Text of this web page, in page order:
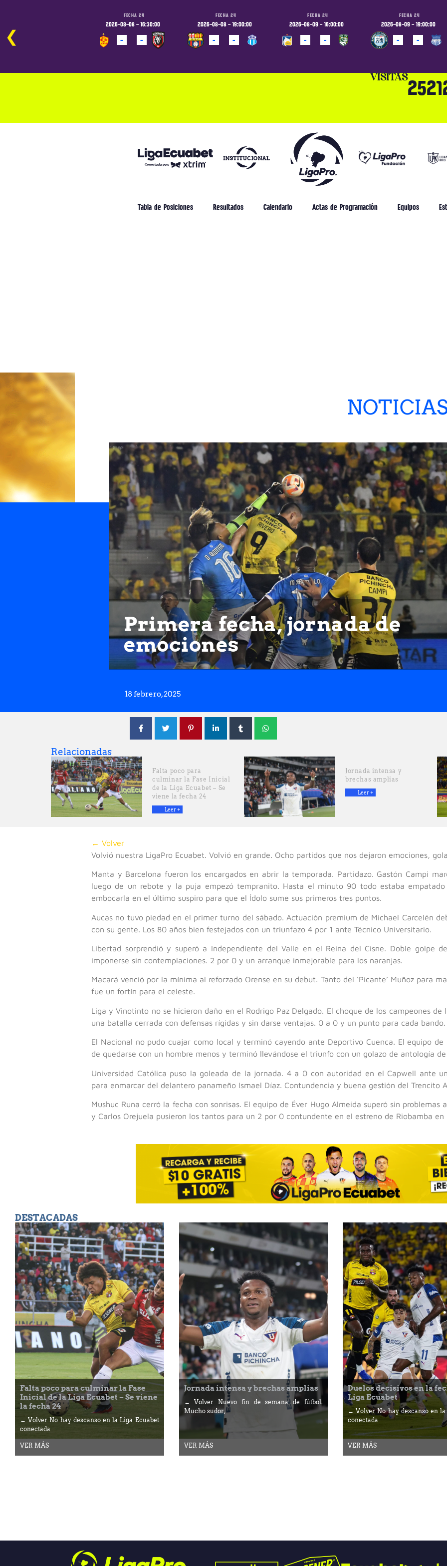
FECHA 24
2026-08-08 - 16:30:00
- -
FECHA 24
2026-08-08 - 19:00:00
- -
FECHA 24
2026-08-09 - 16:00:00
- -
FECHA 24
2026-08-09 - 19:00:00
- -
❮
VISITAS
Tabla de Posiciones Resultados Calendario Actas de Programación Equipos
Primera fecha, jornada de
emociones
18 febrero, 2025
Relacionadas
Falta poco para
culminar la Fase Inicial
de la Liga Ecuabet – Se
viene la fecha 24
Leer +
Jornada intensa y
brechas amplias
Leer +
← Volver
Volvió nuestra LigaPro Ecuabet. Volvió en grande. Ocho partidos que nos dejaron emociones,
Manta y Barcelona fueron los encargados en abrir la temporada. Partidazo. Gastón Campi
luego de un rebote y la puja empezó tempranito. Hasta el minuto 90 todo estaba
embocarla en el último suspiro para que el Ídolo sume sus primeros tres puntos.
Aucas no tuvo piedad en el primer turno del sábado. Actuación premium de Michael Carcelén
con su gente. Los 80 años bien festejados con un triunfazo 4 por 1 ante Técnico Universitario.
Libertad sorprendió y superó a Independiente del Valle en el Reina del Cisne. Doble golpe
imponerse sin contemplaciones. 2 por 0 y un arranque inmejorable para los naranjas.
Macará venció por la mínima al reforzado Orense en su debut. Tanto del ‘Picante’ Muñoz para
fue un fortín para el celeste.
Liga y Vinotinto no se hicieron daño en el Rodrigo Paz Delgado. El choque de los campeones
una batalla cerrada con defensas rígidas y sin darse ventajas. 0 a 0 y un punto para cada bando.
El Nacional no pudo cuajar como local y terminó cayendo ante Deportivo Cuenca. El equipo
de quedarse con un hombre menos y terminó llevándose el triunfo con un golazo de antología
Universidad Católica puso la goleada de la jornada. 4 a 0 con autoridad en el Capwell ante
para enmarcar del delantero panameño Ismael Díaz. Contundencia y buena gestión del Trencito
Mushuc Runa cerró la fecha con sonrisas. El equipo de Éver Hugo Almeida superó sin
y Carlos Orejuela pusieron los tantos para un 2 por 0 contundente en el estreno de Riobamba en
DESTACADAS
Falta poco para culminar la Fase
Inicial de la Liga Ecuabet – Se viene
la fecha 24
← Volver No hay descanso en la Liga Ecuabet
conectada
VER MÁS
Jornada intensa y brechas amplias
← Volver Nuevo fin de semana de fútbol.
Mucho sudor,
VER MÁS
Duelos decisivos en la
Liga Ecuabet
← Volver No hay descanso en
conectada
VER MÁS